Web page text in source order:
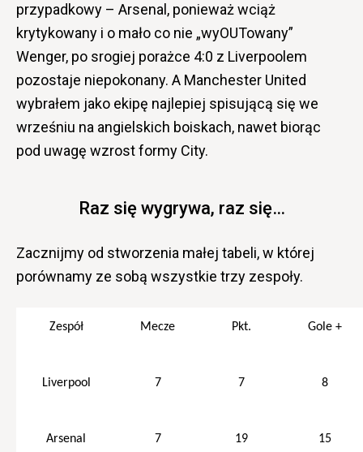
przypadkowy – Arsenal, ponieważ wciąż
krytykowany i o mało co nie „wyOUTowany”
Wenger, po srogiej porażce 4:0 z Liverpoolem
pozostaje niepokonany. A Manchester United
wybrałem jako ekipę najlepiej spisującą się we
wrześniu na angielskich boiskach, nawet biorąc
pod uwagę wzrost formy City.
Raz się wygrywa, raz się…
Zacznijmy od stworzenia małej tabeli, w której
porównamy ze sobą wszystkie trzy zespoły.
Zespół Mecze Pkt. Gole +
Liverpool 7 7 8
Arsenal 7 19 15